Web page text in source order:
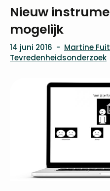
Nieuw
mogelijk
14 juni 2016 - Martine
Tevredenheidsonderzoek